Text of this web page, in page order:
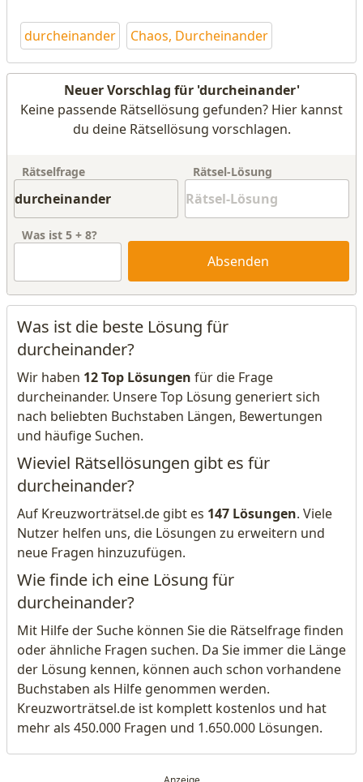
durcheinander Chaos, Durcheinander
Neuer Vorschlag für 'durcheinander'
Keine passende Rätsellösung gefunden? Hier kannst
du deine Rätsellösung vorschlagen.
Rätselfrage Rätsel-Lösung
Was ist 5 + 8?
Absenden
Was ist die beste Lösung für
durcheinander?
Wir haben 12 Top Lösungen für die Frage
durcheinander. Unsere Top Lösung generiert sich
nach beliebten Buchstaben Längen, Bewertungen
und häufige Suchen.
Wieviel Rätsellösungen gibt es für
durcheinander?
Auf Kreuzworträtsel.de gibt es 147 Lösungen. Viele
Nutzer helfen uns, die Lösungen zu erweitern und
neue Fragen hinzuzufügen.
Wie finde ich eine Lösung für
durcheinander?
Mit Hilfe der Suche können Sie die Rätselfrage finden
oder ähnliche Fragen suchen. Da Sie immer die Länge
der Lösung kennen, können auch schon vorhandene
Buchstaben als Hilfe genommen werden.
Kreuzworträtsel.de ist komplett kostenlos und hat
mehr als 450.000 Fragen und 1.650.000 Lösungen.